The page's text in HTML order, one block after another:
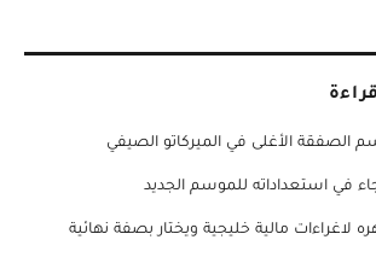
الصفقة الأغلى في الميركاتو الصيفي
في استعداداته للموسم الجديد
لاغراءات مالية خليجية ويختار بصفة نهائية